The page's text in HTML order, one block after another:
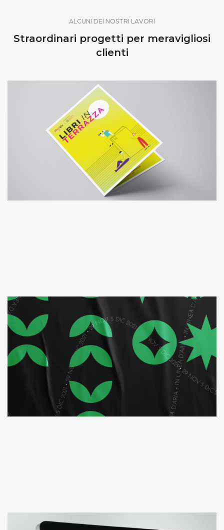
ALCUNI DEI NOSTRI LAVORI
Straordinari progetti per meravigliosi
clienti